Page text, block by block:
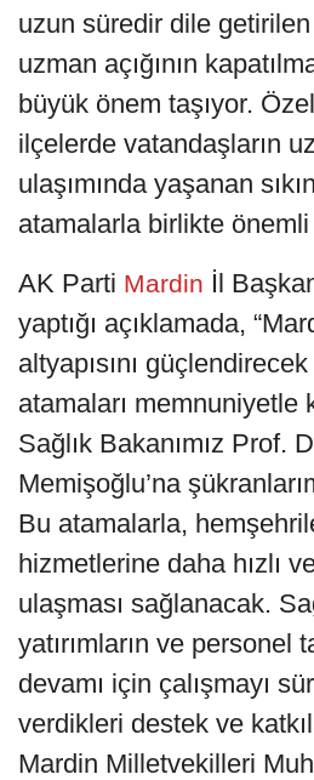
uzun süredir dile getirilen
uzman açığının
büyük önem taşıyor.
ilçelerde vatandaşların
ulaşımında yaşanan
atamalarla birlikte
AK Parti Mardin İl
yaptığı açıklamada,
altyapısını
atamaları memnuniyetle
Sağlık Bakanımız Prof.
Memişoğlu’na
Bu atamalarla,
hizmetlerine daha hızlı
ulaşması sağlanacak.
yatırımların ve personel
devamı için çalışmayı
verdikleri destek ve
Mardin Milletvekilleri